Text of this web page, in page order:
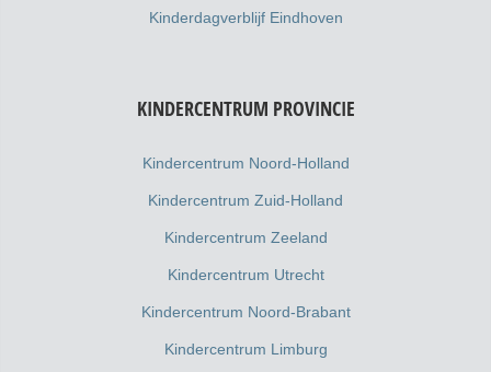
Kinderdagverblijf Eindhoven
KINDERCENTRUM PROVINCIE
Kindercentrum Noord-Holland
Kindercentrum Zuid-Holland
Kindercentrum Zeeland
Kindercentrum Utrecht
Kindercentrum Noord-Brabant
Kindercentrum Limburg